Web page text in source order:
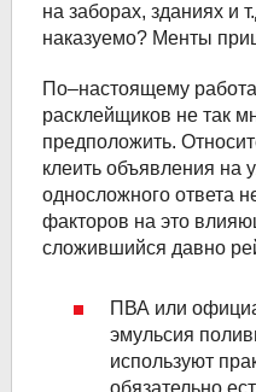
на заборах, зданиях и
наказуемо? Менты
По–настоящему
расклейщиков не так
предположить.
клеить объявления на
односложного ответа
факторов на это
сложившийся давно
ПВА или
эмульсия
используют
обязательно